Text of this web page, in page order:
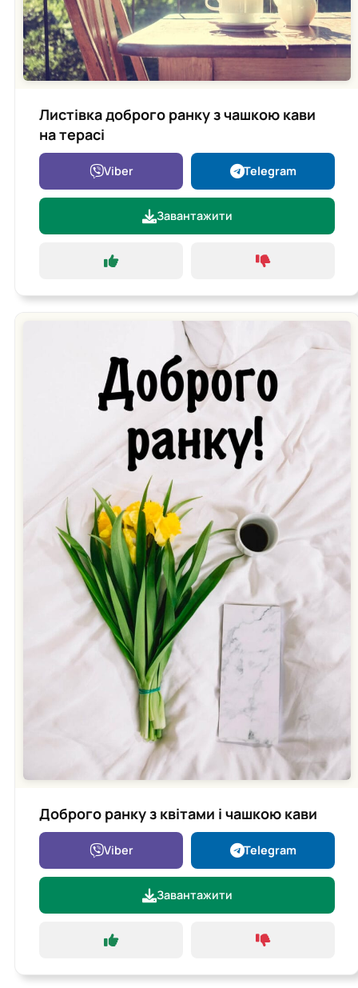
Листівка доброго ранку з чашкою кави
на терасі
Viber Telegram
Завантажити
Доброго ранку з квітами і чашкою кави
Viber Telegram
Завантажити